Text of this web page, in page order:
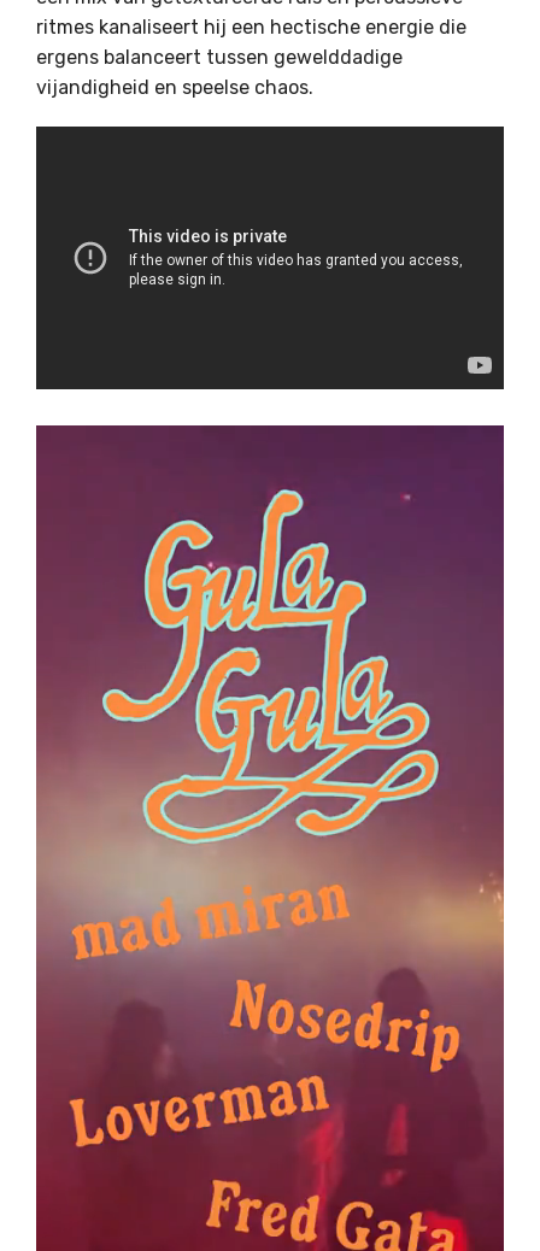
ritmes kanaliseert hij een hectische energie die
ergens balanceert tussen gewelddadige
vijandigheid en speelse chaos.